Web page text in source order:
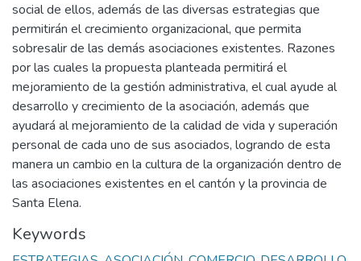
social de ellos, además de las diversas estrategias que
permitirán el crecimiento organizacional, que permita
sobresalir de las demás asociaciones existentes. Razones
por las cuales la propuesta planteada permitirá el
mejoramiento de la gestión administrativa, el cual ayude al
desarrollo y crecimiento de la asociación, además que
ayudará al mejoramiento de la calidad de vida y superación
personal de cada uno de sus asociados, logrando de esta
manera un cambio en la cultura de la organización dentro de
las asociaciones existentes en el cantón y la provincia de
Santa Elena.
Keywords